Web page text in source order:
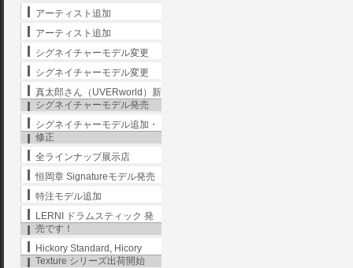
アーティスト追加
アーティスト追加
シグネイチャーモデル変更
シグネイチャーモデル変更
真太郎さん（UVERworld）新
シグネイチャーモデル発売
シグネイチャーモデル追加・
修正
全ラインナップ展示店
恒岡章 Signatureモデル発売
特注モデル追加
LERNI ドラムスティック 発
売です！
Hickory Standard, Hicory
Texture シリーズ出荷開始